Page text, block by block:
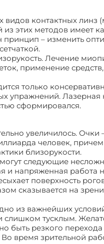
контактных линз
этих методов имеет
принцип – изменить
Лечение
применение
только
упражнений. Лазерная
сформировался.
увеличилось. Очки
человек, причем
близорукости.
следующие
и напряженная работа
поверхность
сказывается на
из важнейших
тусклым.
резкого перехода
время зрительной